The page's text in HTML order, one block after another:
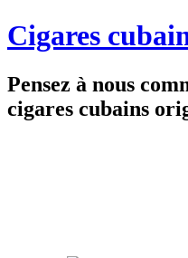
Cigares
Pensez à nous
cigares cubains